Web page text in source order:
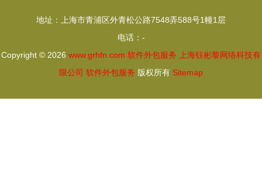
地址：上海市青浦区外青松公路7548弄588号1幢1层
电话：-
Copyright © 2026 www.grhfn.com 软件外包服务
上海钰彬黎网络科技有
限公司 软件外包服务 版权所有 Sitemap